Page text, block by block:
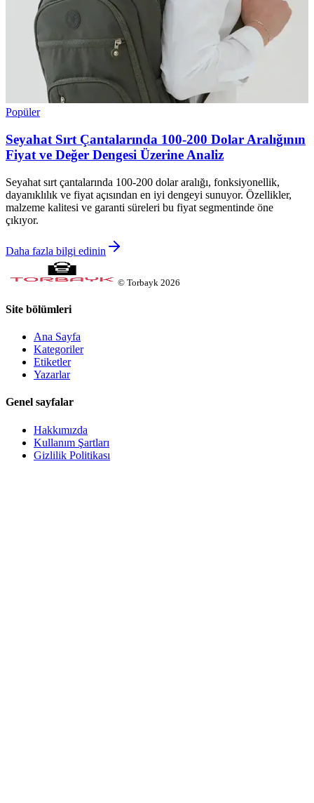
Popüler
Seyahat Sırt Çantalarında 100-200 Dolar Aralığının
Fiyat ve Değer Dengesi Üzerine Analiz
Seyahat sırt çantalarında 100-200 dolar aralığı, fonksiyonellik,
dayanıklılık ve fiyat açısından en iyi dengeyi sunuyor. Özellikler,
malzeme kalitesi ve garanti süreleri bu fiyat segmentinde öne
çıkıyor.
Daha fazla bilgi edinin
© Torbayk 2026
Site bölümleri
Ana Sayfa
Kategoriler
Etiketler
Yazarlar
Genel sayfalar
Hakkımızda
Kullanım Şartları
Gizlilik Politikası